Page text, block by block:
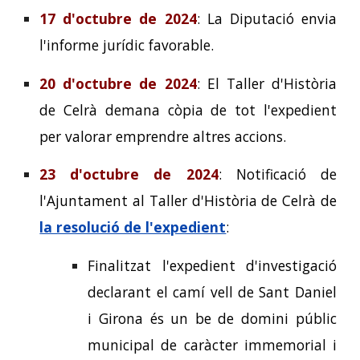
17 d'octubre de 2024: La Diputació envia
l'informe jurídic favorable.
20 d'octubre de 2024: El Taller d'Història
de Celrà demana còpia de tot l'expedient
per valorar emprendre altres accions.
23 d'octubre de 2024: Notificació de
l'Ajuntament al Taller d'Història de Celrà de
la resolució de l'expedient:
Finalitzat l'expedient d'investigació
declarant el camí vell de Sant Daniel
i Girona és un be de domini públic
municipal de caràcter immemorial i